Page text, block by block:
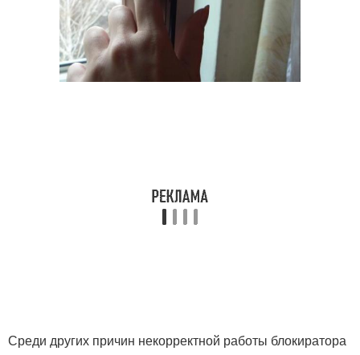
Среди других причин некорректной работы блокиратора